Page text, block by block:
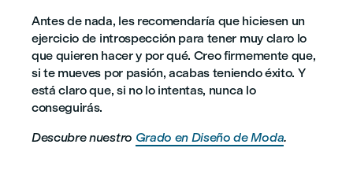
Antes de nada, les recomendaría que hiciesen un
ejercicio de introspección para tener muy claro lo
que quieren hacer y por qué. Creo firmemente que,
si te mueves por pasión, acabas teniendo éxito. Y
está claro que, si no lo intentas, nunca lo
conseguirás.
Descubre nuestro Grado en Diseño de Moda.